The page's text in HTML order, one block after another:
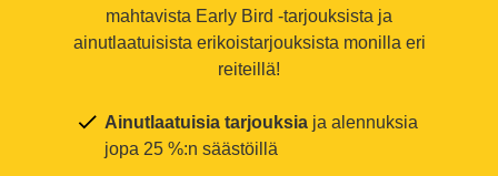
mahtavista Early Bird -tarjouksista ja
ainutlaatuisista erikoistarjouksista monilla eri
reiteillä!
Ainutlaatuisia tarjouksia ja alennuksia
jopa 25 %:n säästöillä